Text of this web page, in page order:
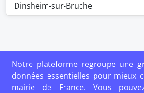
Dinsheim-sur-Bruche
Notre plateforme regroupe une
données essentielles pour mieux
mairie de France. Vous